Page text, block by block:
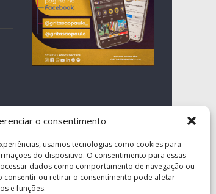
o consentimento
usamos tecnologias como cookies para
do dispositivo. O consentimento para essas
dados como comportamento de navegação ou
consentir ou retirar o consentimento pode afetar
e funções.